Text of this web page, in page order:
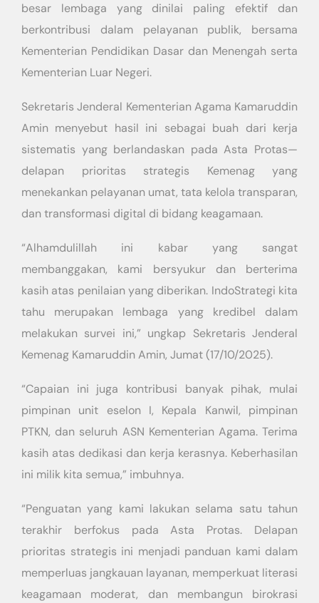
besar lembaga yang dinilai paling efektif dan
berkontribusi dalam pelayanan publik, bersama
Kementerian Pendidikan Dasar dan Menengah serta
Kementerian Luar Negeri.
Sekretaris Jenderal Kementerian Agama Kamaruddin
Amin menyebut hasil ini sebagai buah dari kerja
sistematis yang berlandaskan pada Asta Protas—
delapan prioritas strategis Kemenag yang
menekankan pelayanan umat, tata kelola transparan,
dan transformasi digital di bidang keagamaan.
“Alhamdulillah ini kabar yang sangat
membanggakan, kami bersyukur dan berterima
kasih atas penilaian yang diberikan. IndoStrategi kita
tahu merupakan lembaga yang kredibel dalam
melakukan survei ini,” ungkap Sekretaris Jenderal
Kemenag Kamaruddin Amin, Jumat (17/10/2025).
“Capaian ini juga kontribusi banyak pihak, mulai
pimpinan unit eselon I, Kepala Kanwil, pimpinan
PTKN, dan seluruh ASN Kementerian Agama. Terima
kasih atas dedikasi dan kerja kerasnya. Keberhasilan
ini milik kita semua,” imbuhnya.
“Penguatan yang kami lakukan selama satu tahun
terakhir berfokus pada Asta Protas. Delapan
prioritas strategis ini menjadi panduan kami dalam
memperluas jangkauan layanan, memperkuat literasi
keagamaan moderat, dan membangun birokrasi